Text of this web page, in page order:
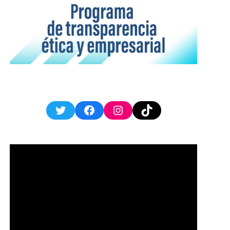
TwitterFacebookInstagram
TikTok